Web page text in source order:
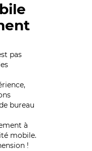
pas
bureau
à
mobile.
!